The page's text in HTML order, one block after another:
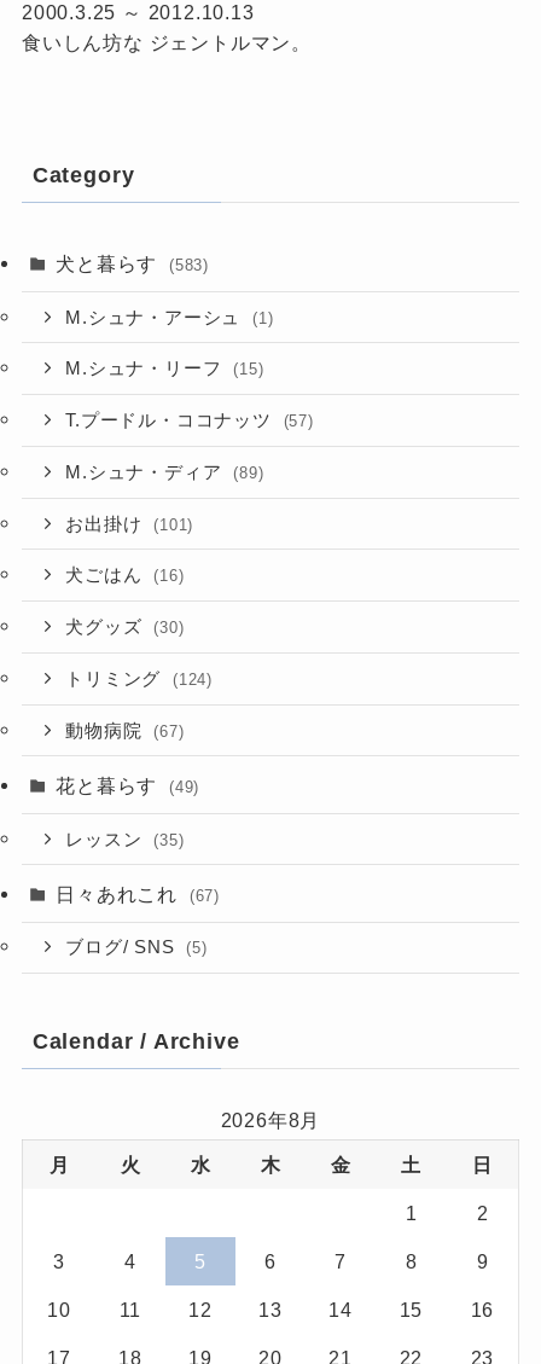
2000.3.25 ～ 2012.10.13
食いしん坊な ジェントルマン。
Category
犬と暮らす (583)
M.シュナ・アーシュ (1)
M.シュナ・リーフ (15)
T.プードル・ココナッツ (57)
M.シュナ・ディア (89)
お出掛け (101)
犬ごはん (16)
犬グッズ (30)
トリミング (124)
動物病院 (67)
花と暮らす (49)
レッスン (35)
日々あれこれ (67)
ブログ/ SNS (5)
Calendar / Archive
2026年8月
月 火 水 木 金 土 日
1 2
3 4 5 6 7 8 9
10 11 12 13 14 15 16
17 18 19 20 21 22 23